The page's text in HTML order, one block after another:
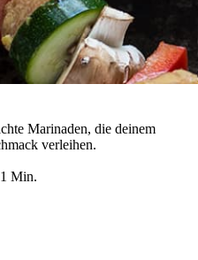
Marinaden, die deinem
verleihen.
Min.